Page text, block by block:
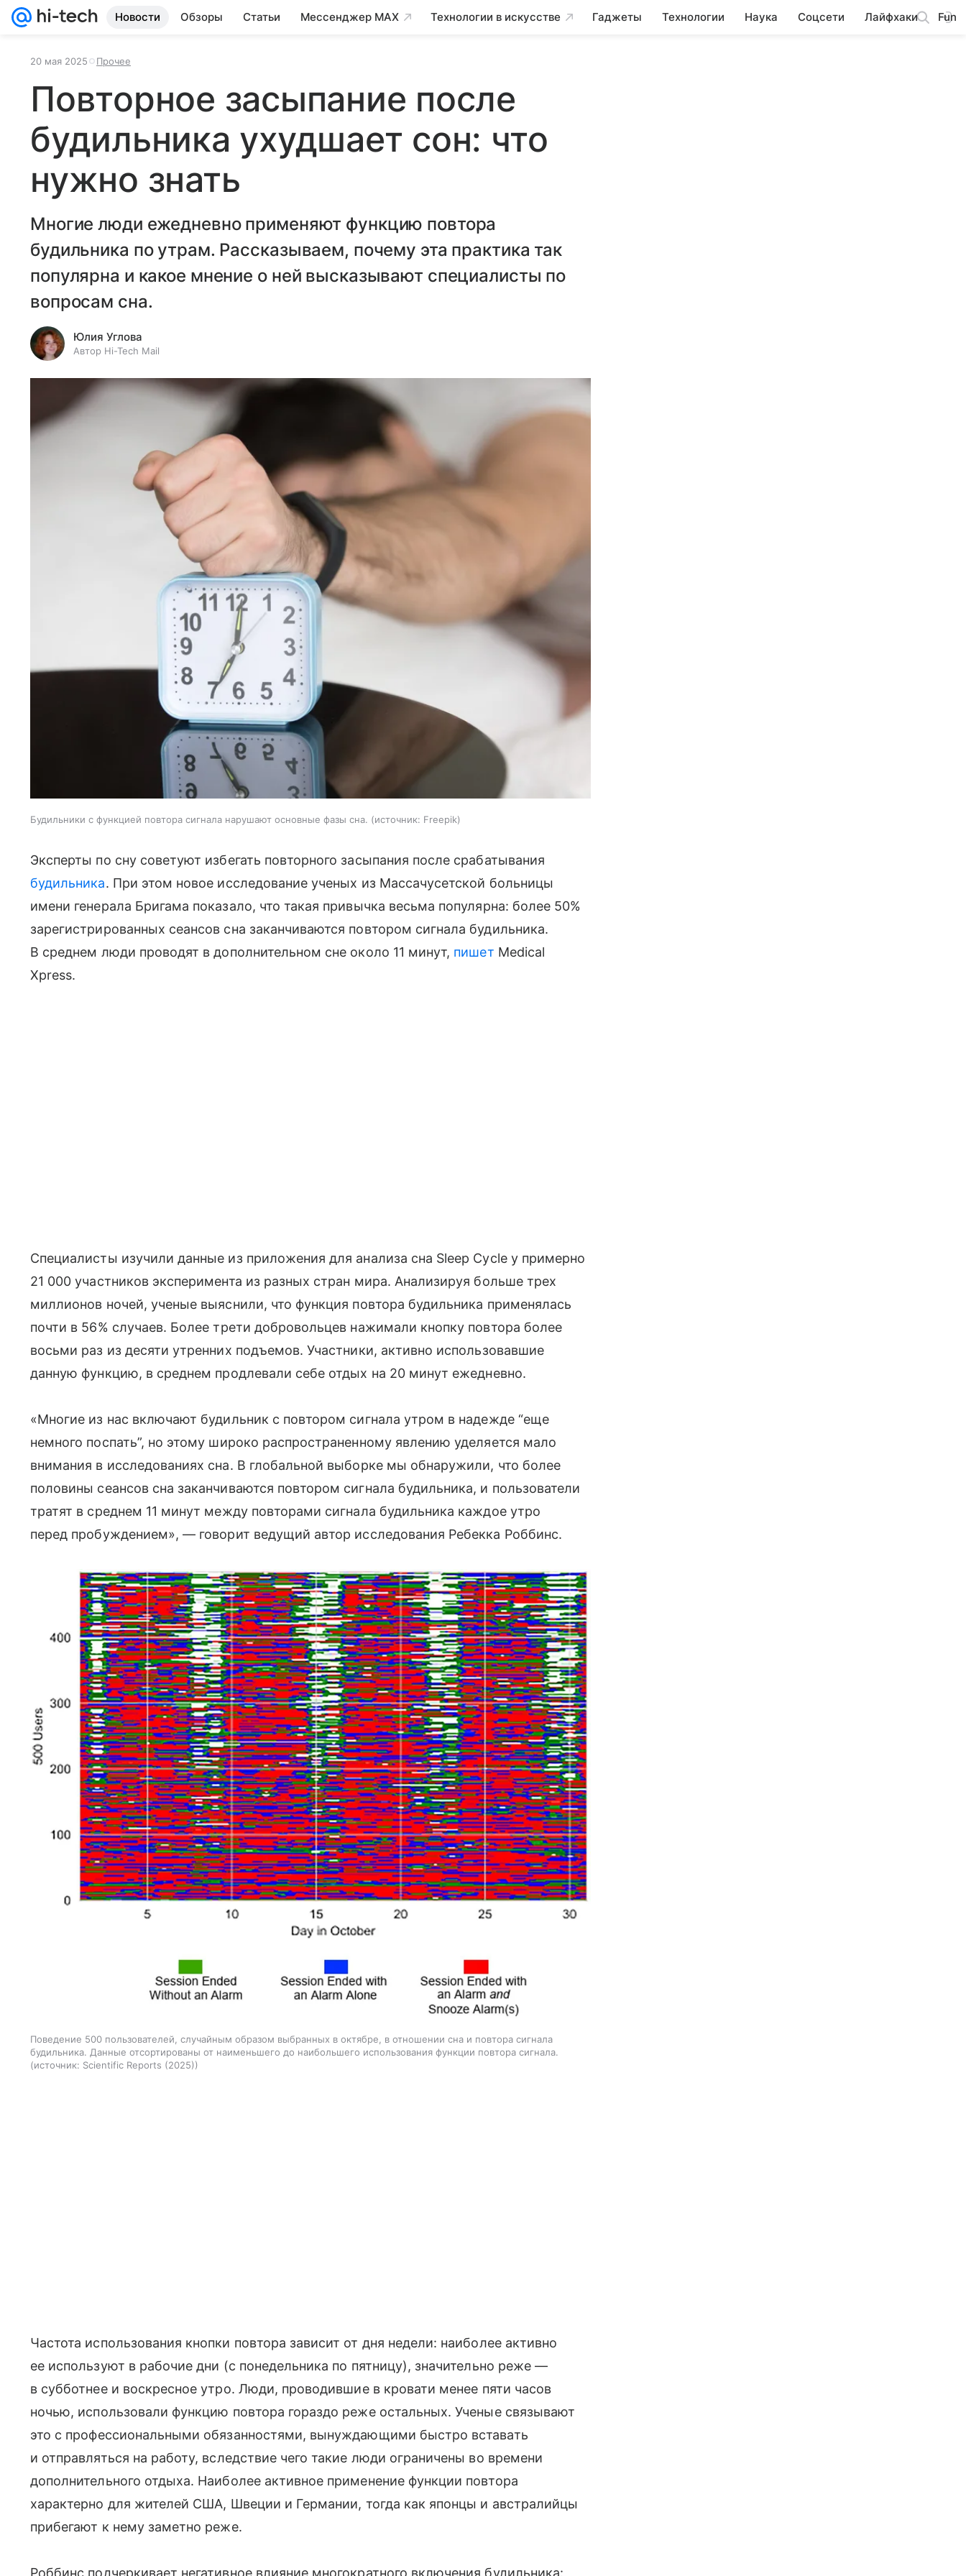
Новости Обзоры Статьи Мессенджер MAX Технологии в искусстве Гаджеты Технологии Наука Соцсети Лайфхаки Fun
20 мая 2025 Прочее
Повторное засыпание после
будильника ухудшает сон: что
нужно знать
Многие люди ежедневно применяют функцию повтора
будильника по утрам. Рассказываем, почему эта практика так
популярна и какое мнение о ней высказывают специалисты по
вопросам сна.
Юлия Углова
Автор Hi-Tech Mail
Будильники с функцией повтора сигнала нарушают основные фазы сна. источник: Freepik
Эксперты по сну советуют избегать повторного засыпания после срабатывания
будильника. При этом новое исследование ученых из Массачусетской больницы
имени генерала Бригама показало, что такая привычка весьма популярна: более 50%
зарегистрированных сеансов сна заканчиваются повтором сигнала будильника.
В среднем люди проводят в дополнительном сне около 11 минут, пишет Medical
Xpress.
Специалисты изучили данные из приложения для анализа сна Sleep Cycle у примерно
21 000 участников эксперимента из разных стран мира. Анализируя больше трех
миллионов ночей, ученые выяснили, что функция повтора будильника применялась
почти в 56% случаев. Более трети добровольцев нажимали кнопку повтора более
восьми раз из десяти утренних подъемов. Участники, активно использовавшие
данную функцию, в среднем продлевали себе отдых на 20 минут ежедневно.
«Многие из нас включают будильник с повтором сигнала утром в надежде “еще
немного поспать”, но этому широко распространенному явлению уделяется мало
внимания в исследованиях сна. В глобальной выборке мы обнаружили, что более
половины сеансов сна заканчиваются повтором сигнала будильника, и пользователи
тратят в среднем 11 минут между повторами сигнала будильника каждое утро
перед пробуждением», — говорит ведущий автор исследования Ребекка Роббинс.
Поведение 500 пользователей, случайным образом выбранных в октябре, в отношении сна и повтора сигнала
будильника. Данные отсортированы от наименьшего до наибольшего использования функции повтора сигнала.
источник: Scientific Reports (2025)
Частота использования кнопки повтора зависит от дня недели: наиболее активно
ее используют в рабочие дни (с понедельника по пятницу), значительно реже —
в субботнее и воскресное утро. Люди, проводившие в кровати менее пяти часов
ночью, использовали функцию повтора гораздо реже остальных. Ученые связывают
это с профессиональными обязанностями, вынуждающими быстро вставать
и отправляться на работу, вследствие чего такие люди ограничены во времени
дополнительного отдыха. Наиболее активное применение функции повтора
характерно для жителей США, Швеции и Германии, тогда как японцы и австралийцы
прибегают к нему заметно реже.